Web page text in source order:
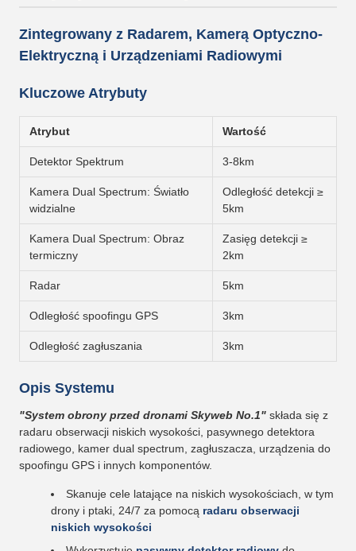
Zintegrowany z Radarem, Kamerą Optyczno-
Elektryczną i Urządzeniami Radiowymi
Kluczowe Atrybuty
Atrybut Wartość
Detektor Spektrum 3-8km
Kamera Dual Spectrum: Światło
widzialne
Odległość detekcji ≥
5km
Kamera Dual Spectrum: Obraz
termiczny
Zasięg detekcji ≥
2km
Radar 5km
Odległość spoofingu GPS 3km
Odległość zagłuszania 3km
Opis Systemu
"System obrony przed dronami Skyweb No.1" składa się z
radaru obserwacji niskich wysokości, pasywnego detektora
radiowego, kamer dual spectrum, zagłuszacza, urządzenia do
spoofingu GPS i innych komponentów.
Skanuje cele latające na niskich wysokościach, w tym
drony i ptaki, 24/7 za pomocą radaru obserwacji
niskich wysokości